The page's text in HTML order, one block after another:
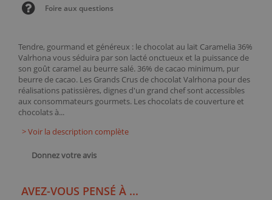
Tendre, gourmand et généreux : le chocolat au lait Caramelia 36%
Valrhona vous séduira par son lacté onctueux et la puissance de
son goût caramel au beurre salé. 36% de cacao minimum, pur
beurre de cacao. Les Grands Crus de chocolat Valrhona pour des
réalisations patissières, dignes d'un grand chef sont accessibles
aux consommateurs gourmets. Les chocolats de couverture et
chocolats à...
> Voir la description complète
Donnez votre avis
Foire aux questions
AVEZ-VOUS PENSÉ À ...